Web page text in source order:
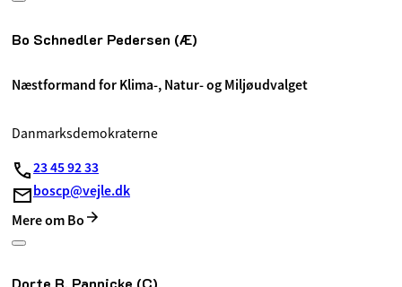
Bo Schnedler Pedersen (Æ)
Næstformand for Klima-, Natur- og Miljøudvalget
Danmarksdemokraterne
23 45 92 33
boscp@vejle.dk
Mere om Bo
Dorte R. Pannicke (C)